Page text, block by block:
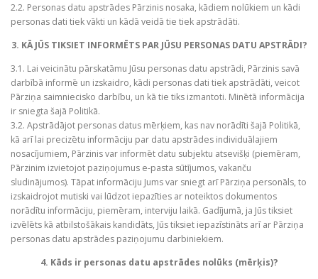
2.2. Personas datu apstrādes Pārzinis nosaka, kādiem nolūkiem un kādi
personas dati tiek vākti un kādā veidā tie tiek apstrādāti.
3. KĀ JŪS TIKSIET INFORMĒTS PAR JŪSU PERSONAS DATU APSTRĀDI?
3.1. Lai veicinātu pārskatāmu Jūsu personas datu apstrādi, Pārzinis savā
darbībā informē un izskaidro, kādi personas dati tiek apstrādāti, veicot
Pārziņa saimniecisko darbību, un kā tie tiks izmantoti. Minētā informācija
ir sniegta šajā Politikā.
3.2. Apstrādājot personas datus mērķiem, kas nav norādīti šajā Politikā,
kā arī lai precizētu informāciju par datu apstrādes individuālajiem
nosacījumiem, Pārzinis var informēt datu subjektu atsevišķi (piemēram,
Pārzinim izvietojot paziņojumus e-pasta sūtījumos, vakanču
sludinājumos). Tāpat informāciju Jums var sniegt arī Pārziņa personāls, to
izskaidrojot mutiski vai lūdzot iepazīties ar noteiktos dokumentos
norādītu informāciju, piemēram, interviju laikā. Gadījumā, ja Jūs tiksiet
izvēlēts kā atbilstošākais kandidāts, Jūs tiksiet iepazīstināts arī ar Pārziņa
personas datu apstrādes paziņojumu darbiniekiem.
4. Kāds ir personas datu apstrādes nolūks (mērķis)?